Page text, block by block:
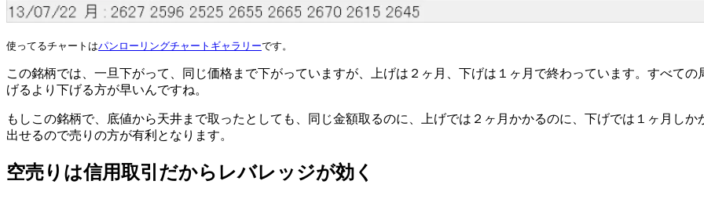
使ってるチャートはパンローリングチャートギャラリーです。
この銘柄では、一旦下がって、同じ価格まで下がっていますが、上げは２ヶ月、下げは１ヶ月で終わっています。すべて
げるより下げる方が早いんですね。
もしこの銘柄で、底値から天井まで取ったとしても、同じ金額取るのに、上げでは２ヶ月かかるのに、下げでは１ヶ月し
出せるので売りの方が有利となります。
空売りは信用取引だからレバレッジが効く